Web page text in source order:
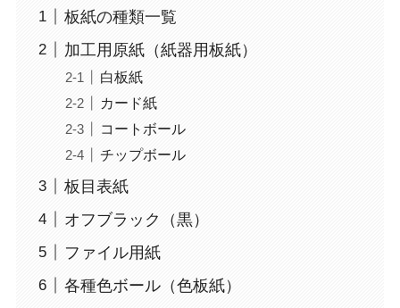
板紙の種類一覧
加工用原紙（紙器用板紙）
白板紙
カード紙
コートボール
チップボール
板目表紙
オフブラック（黒）
ファイル用紙
各種色ボール（色板紙）